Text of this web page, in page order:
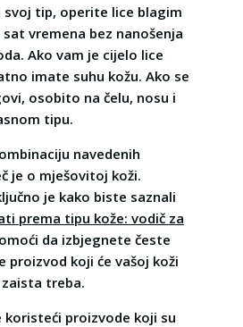
tip, operite lice blagim
vremena bez nanošenja
Ako vam je cijelo lice
imate suhu kožu. Ako se
osobito na čelu, nosu i
tipu.
navedenih
je o mješovitoj koži.
je kako biste saznali
prema tipu kože: vodič za
da izbjegnete česte
proizvod koji će vašoj koži
treba.
koristeći proizvode koji su